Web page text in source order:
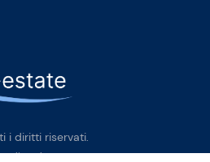
i diritti riservati.
Split-Phone: +385 98 384 007